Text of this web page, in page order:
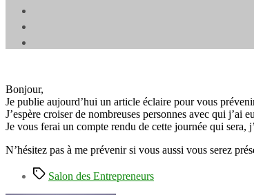
Bonjour,
Je publie aujourd’hui un article éclaire pour vous
J’espère croiser de nombreuses personnes avec qui j’ai
Je vous ferai un compte rendu de cette journée qui sera,
N’hésitez pas à me prévenir si vous aussi vous serez
Étiquettes
Salon des Entrepreneurs